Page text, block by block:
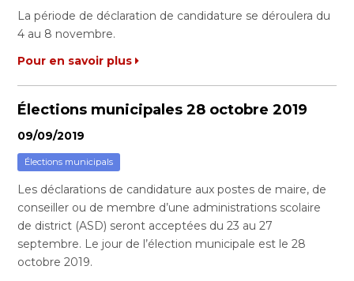
La période de déclaration de candidature se déroulera du
4 au 8 novembre.
Pour en savoir plus
Élections municipales 28 octobre 2019
09/09/2019
Élections municipals
Les déclarations de candidature aux postes de maire, de
conseiller ou de membre d’une administrations scolaire
de district (ASD) seront acceptées du 23 au 27
septembre. Le jour de l’élection municipale est le 28
octobre 2019.